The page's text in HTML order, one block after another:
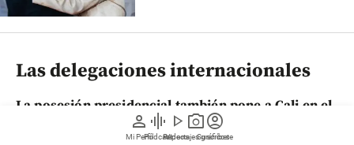
person
Mi Perfil
graphic_eq
Pódcast
play_arrow
Videos
photo_camera
Reportajes gráficos
account_circle
Suscríbete
Las delegaciones internacionales
La posesión presidencial también pone a Cali en el
centro de la agenda diplomática internacional.
el alcalde, cerca de 30 delegaciones